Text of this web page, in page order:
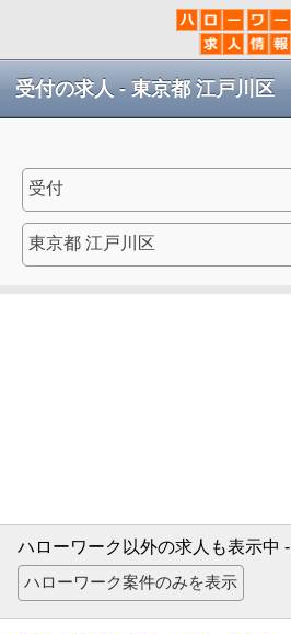
受付の求人 - 東京都 江戸川区
ハローワーク以外の求人も表示中 -